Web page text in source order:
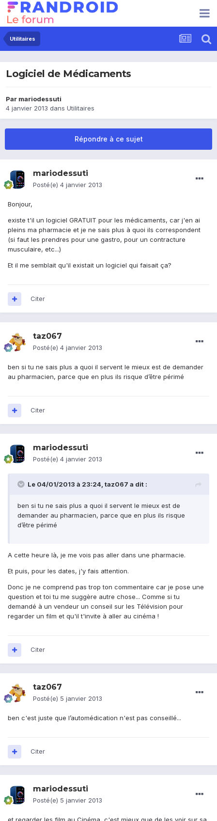
Utilitaires
Logiciel de Médicaments
Par mariodessuti
4 janvier 2013 dans Utilitaires
Répondre à ce sujet
mariodessuti
Posté(e) 4 janvier 2013
Bonjour,
existe t'il un logiciel GRATUIT pour les médicaments, car j'en ai
pleins ma pharmacie et je ne sais plus à quoi ils correspondent
(si faut les prendres pour une gastro, pour un contracture
musculaire, etc...)
Et il me semblait qu'il existait un logiciel qui faisait ça?
Citer
taz067
Posté(e) 4 janvier 2013
ben si tu ne sais plus a quoi il servent le mieux est de demander
au pharmacien, parce que en plus ils risque d’être périmé
Citer
mariodessuti
Posté(e) 4 janvier 2013
Le 04/01/2013 à 23:24, taz067 a dit :
ben si tu ne sais plus a quoi il servent le mieux est de
demander au pharmacien, parce que en plus ils risque
d’être périmé
A cette heure là, je me vois pas aller dans une pharmacie.
Et puis, pour les dates, j'y fais attention.
Donc je ne comprend pas trop ton commentaire car je pose une
question et toi tu me suggère autre chose... Comme si tu
demandé à un vendeur un conseil sur les Télévision pour
regarder un film et qu'il t'invite à aller au cinéma !
Citer
taz067
Posté(e) 5 janvier 2013
ben c'est juste que l’automédication n'est pas conseillé...
Citer
mariodessuti
Posté(e) 5 janvier 2013